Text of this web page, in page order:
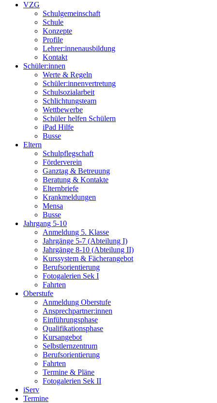
VZG
Schulgemeinschaft
Schule
Konzepte
Profile
Lehrer:innenausbildung
Kontakt
Schüler:innen
Werte & Regeln
Schüler:innenvertretung
Schulsozialarbeit
Schlichtungsteam
Wettbewerbe
Schüler helfen Schülern
iPad Hilfe
Busse
Eltern
Schulpflegschaft
Förderverein
Ganztag & Betreuung
Beratung & Kontakte
Elternbriefe
Krankmeldungen
Mensa
Busse
Jahrgang 5-10
Anmeldung 5. Klasse
Jahrgänge 5-7 (Abteilung I)
Jahrgänge 8-10 (Abteilung II)
Kurssystem & Fächerangebot
Berufsorientierung
Fotogalerien Sek I
Fahrten
Oberstufe
Anmeldung Oberstufe
Ansprechpartner:innen
Einführungsphase
Qualifikationsphase
Kursangebot
Selbstlernzentrum
Berufsorientierung
Fahrten
Termine & Pläne
Fotogalerien Sek II
iServ
Termine